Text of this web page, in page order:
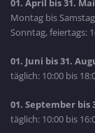
01. April bis 31. Mai
Montag bis
Sonntag, feiertags:
01. Juni bis 31.
täglich: 10:00 bis
01.
täglich: 10:00 bis